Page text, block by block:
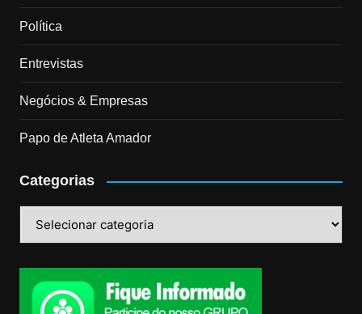
Política
Entrevistas
Negócios & Empresas
Papo de Atleta Amador
Categorias